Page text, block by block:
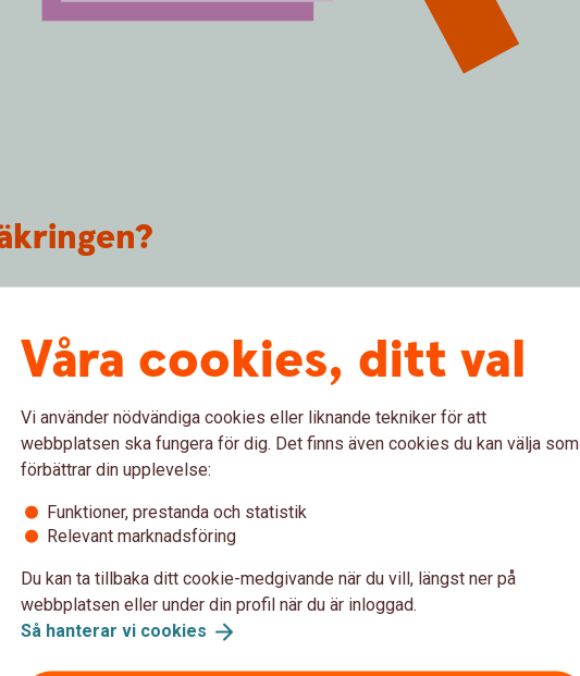
för dina närmaste om du dör före 70 års ålder.
ut som hjälper familjen att klara boende och
tid.
000 kronor upp till 5 000 000 kronor.
är i första hand make/maka/sambo/registrerad
eller dödsbo. Du kan även välja att utse annan
den 1:a i månaden som du fyller 70 år.
till lån
Swedbank eller sparbank. Försäkringsbeloppet
lån enligt avtal.
Våra cookies, ditt val
Vi använder nödvändiga cookies eller liknande tekniker för att
webbplatsen ska fungera för dig. Det finns även cookies du kan välja som
förbättrar din upplevelse:
Funktioner, prestanda och statistik
Relevant marknadsföring
Du kan ta tillbaka ditt cookie-medgivande när du vill, längst ner på
webbplatsen eller under din profil när du är inloggad.
Så hanterar vi cookies